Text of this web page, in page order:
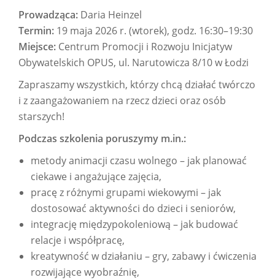
Prowadząca: Daria Heinzel
Termin: 19 maja 2026 r. (wtorek), godz. 16:30–19:30
Miejsce: Centrum Promocji i Rozwoju Inicjatyw
Obywatelskich OPUS, ul. Narutowicza 8/10 w Łodzi
Zapraszamy wszystkich, którzy chcą działać twórczo
i z zaangażowaniem na rzecz dzieci oraz osób
starszych!
Podczas szkolenia poruszymy m.in.:
metody animacji czasu wolnego – jak planować
ciekawe i angażujące zajęcia,
pracę z różnymi grupami wiekowymi – jak
dostosować aktywności do dzieci i seniorów,
integrację międzypokoleniową – jak budować
relacje i współpracę,
kreatywność w działaniu – gry, zabawy i ćwiczenia
rozwijające wyobraźnię,